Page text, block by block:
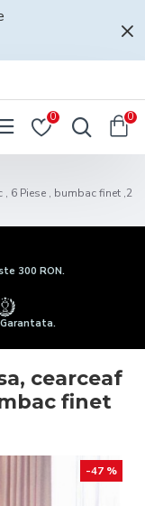
0 0
, 6 Piese , bumbac finet ,2
300 RON.
cearceaf
finet
-47 %